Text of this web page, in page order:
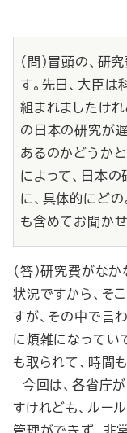
（問）冒頭の、
す。先日、大臣
組まれましたけれ
の日本の研究が
あるのかどうか
によって、日本
に、具体的にどの
も含めてお聞かせ
（答）研究費がな
状況ですから、そ
すが、その中で言
に煩雑になってい
も取られて、時間
今回は、各省庁
すけれども、ルー